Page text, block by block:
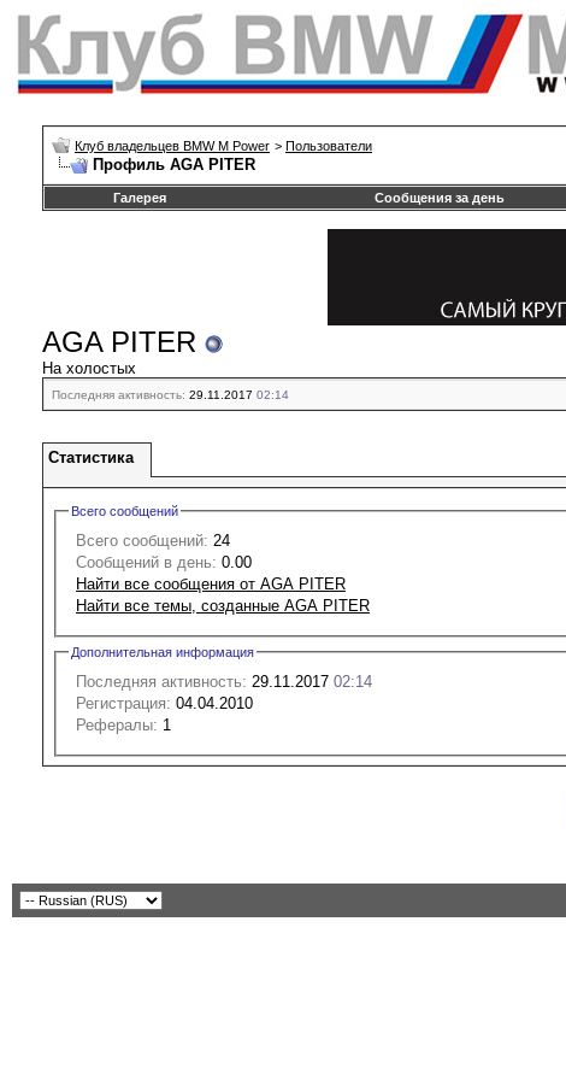
Клуб владельцев BMW M Power > Пользователи
Профиль AGA PITER
Галерея Сообщения за день
AGA PITER
На холостых
Последняя активность: 29.11.2017 02:14
Статистика
Всего сообщений
Всего сообщений: 24
Сообщений в день: 0.00
Найти все сообщения от AGA PITER
Найти все темы, созданные AGA PITER
Дополнительная информация
Последняя активность: 29.11.2017 02:14
Регистрация: 04.04.2010
Рефералы: 1